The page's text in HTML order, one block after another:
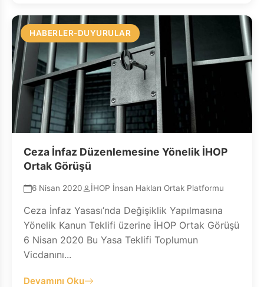
HABERLER-DUYURULAR
Ceza İnfaz Düzenlemesine Yönelik İHOP
Ortak Görüşü
6 Nisan 2020 İHOP İnsan Hakları Ortak Platformu
Ceza İnfaz Yasası’nda Değişiklik Yapılmasına
Yönelik Kanun Teklifi üzerine İHOP Ortak Görüşü
6 Nisan 2020 Bu Yasa Teklifi Toplumun
Vicdanını...
Devamını Oku